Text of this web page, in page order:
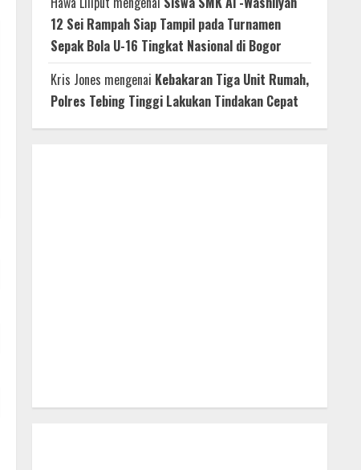
12 Sei Rampah Siap Tampil pada Turnamen
Sepak Bola U-16 Tingkat Nasional di Bogor
Kris Jones mengenai Kebakaran Tiga Unit Rumah,
Polres Tebing Tinggi Lakukan Tindakan Cepat